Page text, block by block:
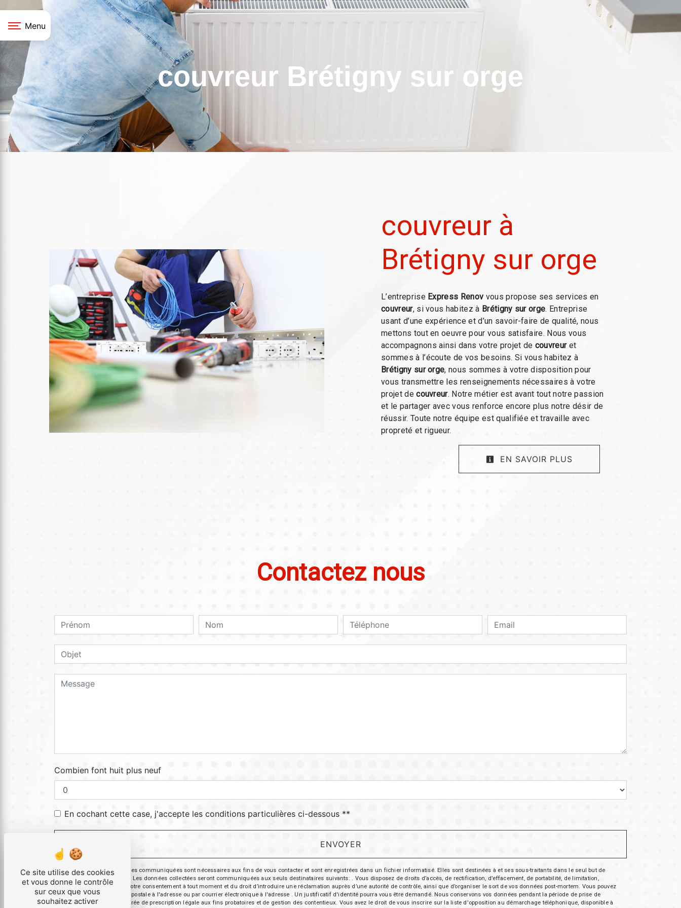
Menu
couvreur Brétigny sur orge
couvreur à
Brétigny sur orge
L’entreprise Express Renov vous propose ses services en
couvreur, si vous habitez à Brétigny sur orge. Entreprise
usant d’une expérience et d’un savoir-faire de qualité, nous
mettons tout en oeuvre pour vous satisfaire. Nous vous
accompagnons ainsi dans votre projet de couvreuret
sommes à l’écoute de vos besoins. Si vous habitez à
Brétigny sur orge, nous sommes à votre disposition pour
vous transmettre les renseignements nécessaires à votre
projet decouvreur. Notre métier est avant tout notre passion
et le partager avec vous renforce encore plus notre désir de
réussir. Toute notre équipe est qualifiée et travaille avec
propreté et rigueur.
EN SAVOIR PLUS
Contactez nous
Combien font huit plus neuf
En cochant cette case, j'accepte les conditions particulières ci-dessous **
ENVOYER
** Les données personnelles communiquées sont nécessaires aux fins de vous contacter et sont enregistrées dans un fichier informatisé. Elles sont destinées à et ses sous-traitants dans le seul but de
répondre à votre message. Les données collectées seront communiquées aux seuls destinataires suivants: . Vous disposez de droits d’accès, de rectification, d’effacement, de portabilité, de limitation,
d’opposition, de retrait de votre consentement à tout moment et du droit d’introduire une réclamation auprès d’une autorité de contrôle, ainsi que d’organiser le sort de vos données post-mortem. Vous pouvez
exercer ces droits par voie postale à l'adresse ou par courrier électronique à l'adresse . Un justificatif d'identité pourra vous être demandé. Nous conservons vos données pendant la période de prise de
contact puis pendant la durée de prescription légale aux fins probatoires et de gestion des contentieux. Vous avez le droit de vous inscrire sur la liste d'opposition au démarchage téléphonique, disponible à
Panneau de gestion des cookies
Ce site utilise des cookies
et vous donne le contrôle
sur ceux que vous
souhaitez activer